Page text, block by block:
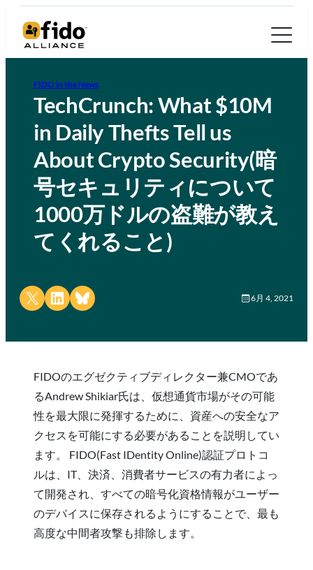
FIDO in the News
TechCrunch: What $10M
in Daily Thefts Tell us
About Crypto Security(暗
号セキュリティについて
1000万ドルの盗難が教え
てくれること)
Share on X Share on LinkedIn
Share on Bluesky 6月 4, 2021
FIDOのエグゼクティブディレクター兼CMOであ
るAndrew Shikiar氏は、仮想通貨市場がその可能
性を最大限に発揮するために、資産への安全なア
クセスを可能にする必要があることを説明してい
ます。 FIDO(Fast IDentity Online)認証プロトコ
ルは、IT、決済、消費者サービスの有力者によっ
て開発され、すべての暗号化資格情報がユーザー
のデバイスに保存されるようにすることで、最も
高度な中間者攻撃も排除します。